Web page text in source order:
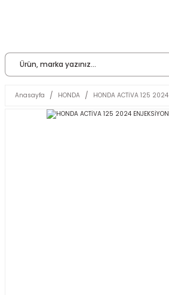
Anasayfa HONDA HONDA ACTİVA 125 2024